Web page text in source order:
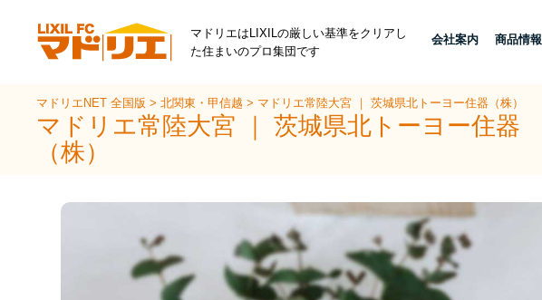
マドリエはLIXILの厳しい基準をクリアし
た住まいのプロ集団です
会社案内 商品情報
マドリエNET 全国版>北関東・甲信越> マドリエ常陸大宮 ｜ 茨城県北トーヨー住器（株）
マドリエ常陸大宮 ｜ 茨城県北トーヨー住器
（株）